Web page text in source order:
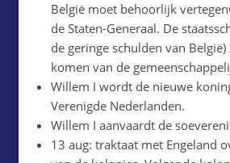
België moet behoorlijk
de Staten-Generaal. De
de geringe schulden van
komen van de
Willem I wordt de nieuwe
Verenigde Nederlanden.
Willem I aanvaardt de
13 aug: traktaat met Engeland